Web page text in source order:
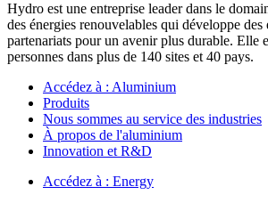
Hydro est une entreprise leader dans le
des énergies renouvelables qui développe des
partenariats pour un avenir plus durable. Elle
personnes dans plus de 140 sites et 40 pays.
Accédez à : Aluminium
Produits
Nous sommes au service des industries
À propos de l'aluminium
Innovation et R&D
Accédez à : Energy